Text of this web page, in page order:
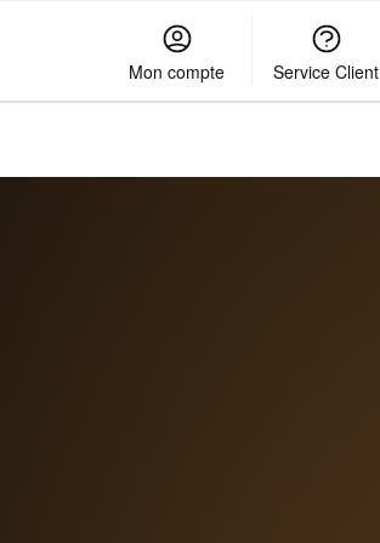
Mon compte Service Client